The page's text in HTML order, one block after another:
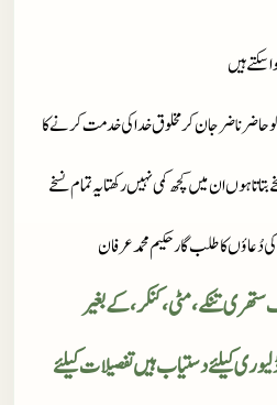
سکتے ہیں
حاضر ناضر جان کر مخلوق خدا کی خدمت کرنے کا
ہوں ان میں کچھ کمی نہیں رکھتا یہ تمام نسخے
کا طلب گار حکیم محمد عرفان
تنکے، مٹی، کنکر، کے بغیر
کیلئے دستیاب ہیں تفصیلات کیلئے